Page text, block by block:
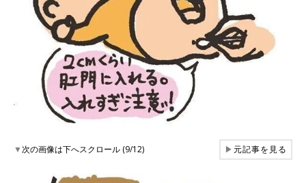
▼次の画像は下へスクロール (9/12) ▶元記事を見る